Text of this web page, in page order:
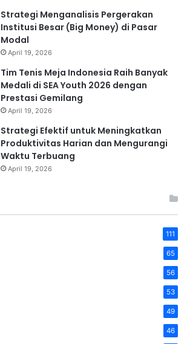
Strategi Menganalisis Pergerakan
Institusi Besar (Big Money) di Pasar
Modal
April 19, 2026
Tim Tenis Meja Indonesia Raih Banyak
Medali di SEA Youth 2026 dengan
Prestasi Gemilang
April 19, 2026
Strategi Efektif untuk Meningkatkan
Produktivitas Harian dan Mengurangi
Waktu Terbuang
April 19, 2026
111
65
56
53
49
46